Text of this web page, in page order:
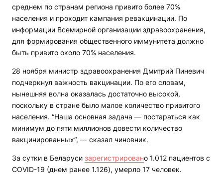
среднем по странам региона привито более 70%
населения и проходит кампания ревакцинации. По
информации Всемирной организации здравоохранения,
для формирования общественного иммунитета должно
быть привито около 70% населения.
28 ноября министр здравоохранения Дмитрий Пиневич
подчеркнул важность вакцинации. По его словам,
нынешняя волна оказалась достаточно высокой,
поскольку в стране было малое количество привитого
населения. “Наша основная задача — постараться как
минимум до пяти миллионов довести количество
вакцинированных“, — сказал чиновник.
За сутки в Беларуси зарегистрировано 1.012 пациентов с
COVID-19 (днем ранее 1.126), умерло 17 человек.